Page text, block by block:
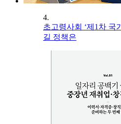
4.
초고령사회 ‘제1차 국
길 정책은